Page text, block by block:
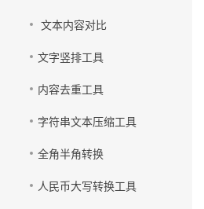
文本内容对比
文字竖排工具
内容去重工具
字符串文本压缩工具
全角半角转换
人民币大写转换工具